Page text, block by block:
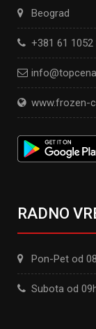
Beograd
+381 61 1052
www.frozen-
RADNO
Pon-Pet od
Subota od